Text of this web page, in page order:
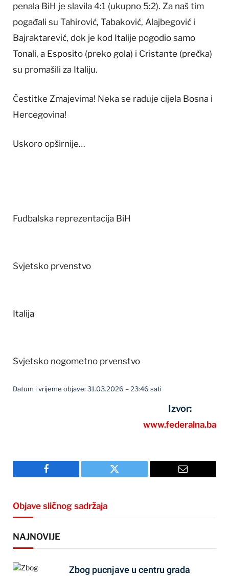
penala BiH je slavila 4:1 (ukupno 5:2). Za naš tim
pogađali su Tahirović, Tabaković, Alajbegović i
Bajraktarević, dok je kod Italije pogodio samo
Tonali, a Esposito (preko gola) i Cristante (prečka)
su promašili za Italiju.
Čestitke Zmajevima! Neka se raduje cijela Bosna i
Hercegovina!
Uskoro opširnije…
Fudbalska reprezentacija BiH
Svjetsko prvenstvo
Italija
Svjetsko nogometno prvenstvo
Datum i vrijeme objave: 31.03.2026 – 23:46 sati
Izvor:
www.federalna.ba
Facebook Twitter Email
Objave sličnog sadržaja
NAJNOVIJE
Zbog pucnjave u centru grada